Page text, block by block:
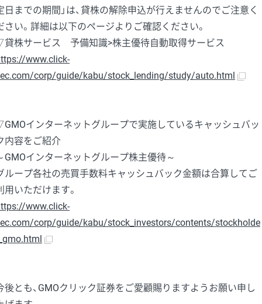
日までの期間」は、貸株の解除申込が行えませんのでご注意く
さい。詳細は以下のページよりご確認ください。
株サービス 予備知識>株主優待自動取得サービス
www.click-
corp/guide/kabu/stock_lending/study/auto.html
インターネットグループで実施しているキャッシュバッ
内容をご紹介
GMOインターネットグループ株主優待～
ループ各社の売買手数料キャッシュバック金額は合算してご
用いただけます。
www.click-
corp/guide/kabu/stock_investors/contents/stockholde
後とも、GMOクリック証券をご愛顧賜りますようお願い申し